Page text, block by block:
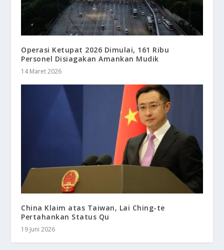
Operasi Ketupat 2026 Dimulai, 161 Ribu
Personel Disiagakan Amankan Mudik
14 Maret 2026
China Klaim atas Taiwan, Lai Ching-te
Pertahankan Status Qu
19 Juni 2026